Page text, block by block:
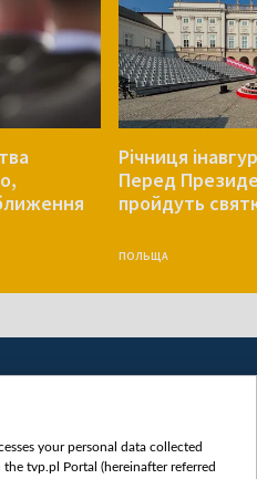
Річниця
Перед
пройдуть
ПОЛЬЩА
your personal data collected
tvp.pl Portal (hereinafter referred